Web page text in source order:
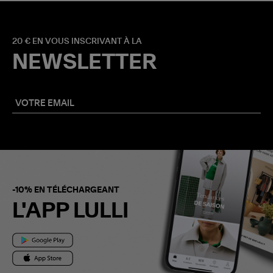
20 € EN VOUS INSCRIVANT À LA
NEWSLETTER
-10% EN TÉLÉCHARGEANT
L'APP LULLI